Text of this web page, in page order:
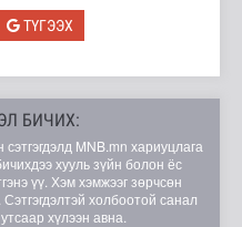
ТҮГЭЭХ
БИЧИХ:
MNB.mn хариуцлага
хууль зүйн болон ёс
үү. Хэм хэмжээг зөрчсөн
Сэтгэгдэлтэй холбоотой санал
утсаар хүлээн авна.